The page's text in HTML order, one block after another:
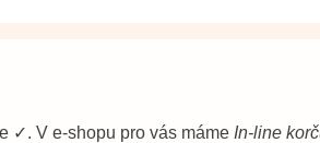
✓. V e-shopu pro vás máme In-line